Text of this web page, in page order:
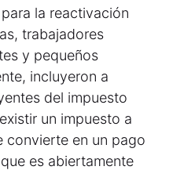
la reactivación
trabajadores
y pequeños
incluyeron a
del impuesto
un impuesto a
convierte en un pago
es abiertamente